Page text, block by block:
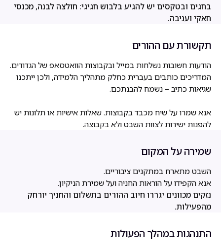
בחגים ובטקסים יש להגיע בלבוש חגיגי: חולצה לבנה, מכנסי
חאקי ועניבה.
תקשורת עם ההורים
הודעות חשובות נשלחות במייל ובקבוצות הוואטסאפ של הגדודים.
המדריכים כותבים בעברית כחלק מתהליך הלמידה, ולכן ייתכנו
שגיאות כתיב – נשמח להבנתכם.
אנא שמרו על שיח מכבד בקבוצות. שאלות אישיות או תלונות יש
להפנות ישירות לצוות השבט ולא בקבוצה.
שמירה על המקום
השבט מתארח במתקנים ציבוריים.
אנא הקפידו על הוראות החניה ועל שמירת הניקיון.
נזקים מכוונים יגררו חיוב ההורים בתשלום והחניך יורחק
מהפעילות.
התנהגות במהלך הפעולות